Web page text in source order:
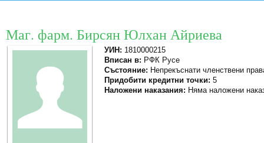
Маг. фарм. Бирсян Юлхан Айриева
УИН: 1810000215
Вписан в: РФК Русе
Състояние: Непрекъснати членствени
Придобити кредитни точки: 5
Наложени наказания: Няма наложени